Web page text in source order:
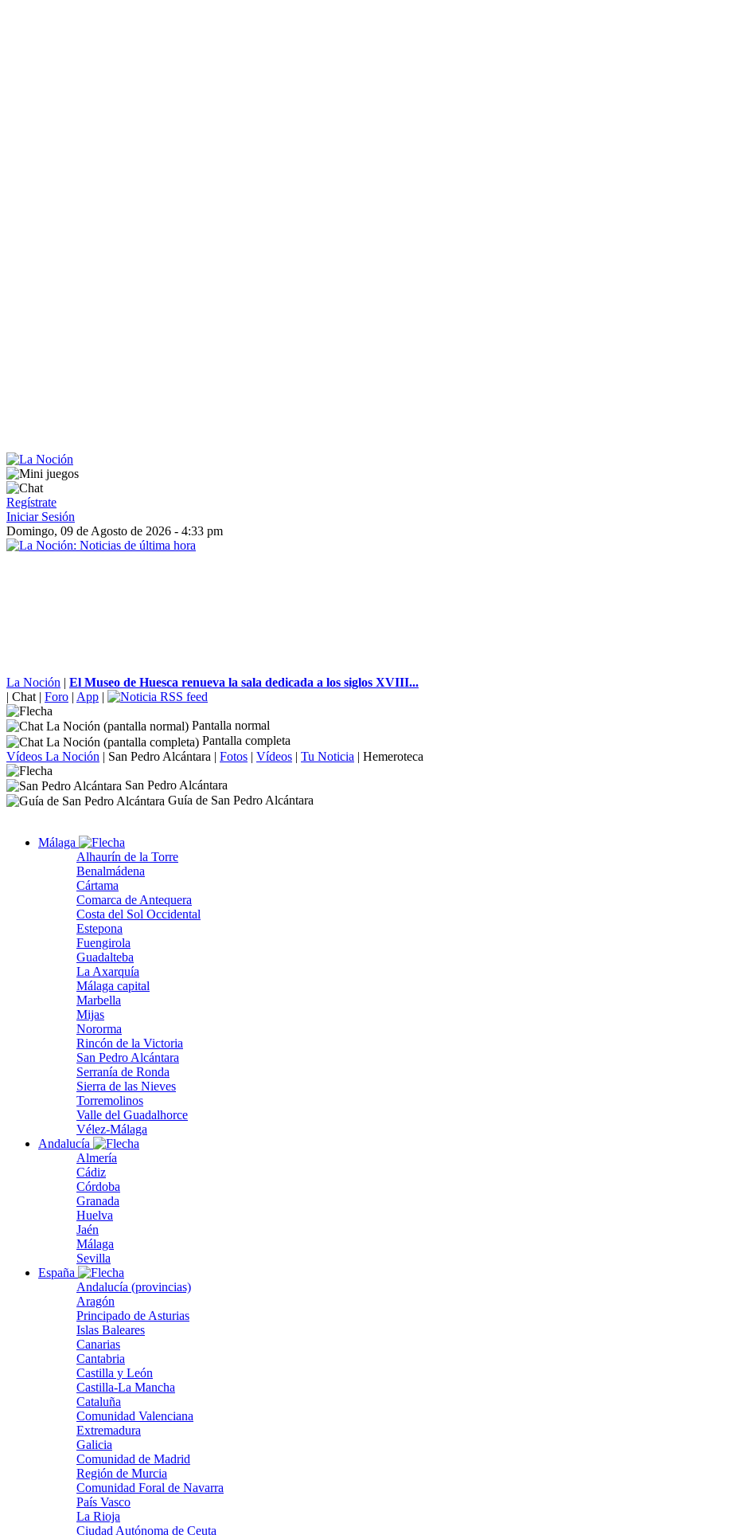
Regístrate
Iniciar Sesión
Domingo, 09 de Agosto de 2026 - 4:33 pm
La Noción | El Museo de Huesca renueva la sala dedicada a los siglos XVIII...
| Chat | Foro | App |
Pantalla normal
Pantalla completa
Vídeos La Noción | San Pedro Alcántara | Fotos | Vídeos | Tu Noticia | Hemeroteca
San Pedro Alcántara
Guía de San Pedro Alcántara
Málaga
Alhaurín de la Torre
Benalmádena
Cártama
Comarca de Antequera
Costa del Sol Occidental
Estepona
Fuengirola
Guadalteba
La Axarquía
Málaga capital
Marbella
Mijas
Nororma
Rincón de la Victoria
San Pedro Alcántara
Serranía de Ronda
Sierra de las Nieves
Torremolinos
Valle del Guadalhorce
Vélez-Málaga
Andalucía
Almería
Cádiz
Córdoba
Granada
Huelva
Jaén
Málaga
Sevilla
España
Andalucía (provincias)
Aragón
Principado de Asturias
Islas Baleares
Canarias
Cantabria
Castilla y León
Castilla-La Mancha
Cataluña
Comunidad Valenciana
Extremadura
Galicia
Comunidad de Madrid
Región de Murcia
Comunidad Foral de Navarra
País Vasco
La Rioja
Ciudad Autónoma de Ceuta